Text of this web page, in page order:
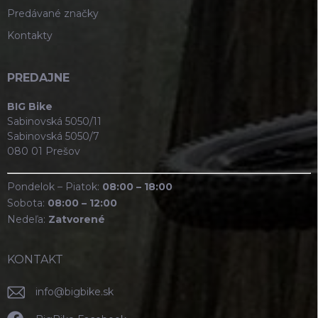
Predávané značky
Kontakty
PREDAJNE
BIG Bike
Sabinovská 5050/11
Sabinovská 5050/7
080 01 Prešov
Pondelok – Piatok: 08:00 – 18:00
Sobota: 08:00 – 12:00
Nedeľa: Zatvorené
KONTAKT
info@bigbike.sk